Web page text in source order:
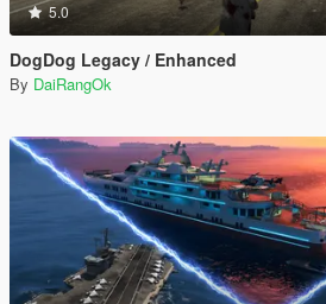
5.0
DogDog Legacy / Enhanced
By DaiRangOk